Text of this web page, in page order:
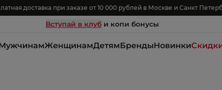
доставка при заказе от 10 000 рублей в Москве и Санкт
Вступай в клуб и копи бонусы
ЖенщинамДетямБрендыНовинки